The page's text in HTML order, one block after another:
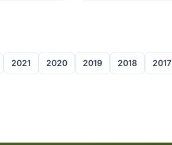
2021 2020 2019 2018 2017